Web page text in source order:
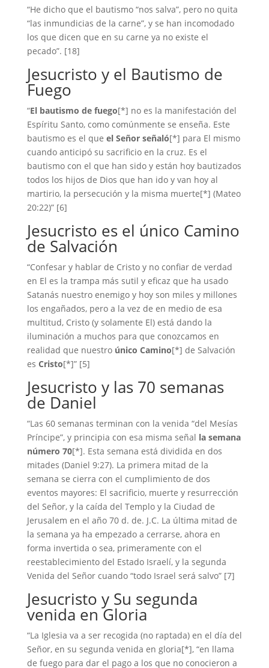
“He dicho que el bautismo “nos salva”, pero no quita
“las inmundicias de la carne”, y se han incomodado
los que dicen que en su carne ya no existe el
pecado”. [18]
Jesucristo y el Bautismo de
Fuego
“El bautismo de fuego[*] no es la manifestación del
Espíritu Santo, como comúnmente se enseña. Este
bautismo es el que el Señor señaló[*] para El mismo
cuando anticipó su sacrificio en la cruz. Es el
bautismo con el que han sido y están hoy bautizados
todos los hijos de Dios que han ido y van hoy al
martirio, la persecución y la misma muerte[*] (Mateo
20:22)” [6]
Jesucristo es el único Camino
de Salvación
“Confesar y hablar de Cristo y no confiar de verdad
en El es la trampa más sutil y eficaz que ha usado
Satanás nuestro enemigo y hoy son miles y millones
los engañados, pero a la vez de en medio de esa
multitud, Cristo (y solamente El) está dando la
iluminación a muchos para que conozcamos en
realidad que nuestro único Camino[*] de Salvación
es Cristo[*]” [5]
Jesucristo y las 70 semanas
de Daniel
“Las 60 semanas terminan con la venida “del Mesías
Príncipe”, y principia con esa misma señal la semana
número 70[*]. Esta semana está dividida en dos
mitades (Daniel 9:27). La primera mitad de la
semana se cierra con el cumplimiento de dos
eventos mayores: El sacrificio, muerte y resurrección
del Señor, y la caída del Templo y la Ciudad de
Jerusalem en el año 70 d. de. J.C. La última mitad de
la semana ya ha empezado a cerrarse, ahora en
forma invertida o sea, primeramente con el
reestablecimiento del Estado Israelí, y la segunda
Venida del Señor cuando “todo Israel será salvo” [7]
Jesucristo y Su segunda
venida en Gloria
“La Iglesia va a ser recogida (no raptada) en el día del
Señor, en su segunda venida en gloria[*], “en llama
de fuego para dar el pago a los que no conocieron a